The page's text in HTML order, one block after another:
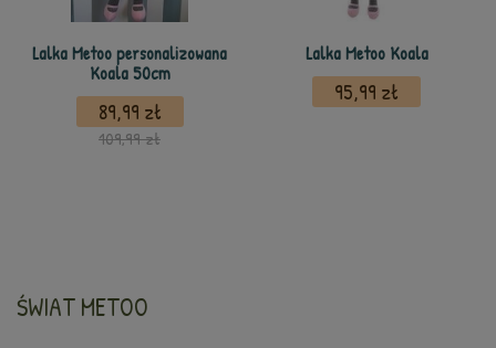
Lalka Metoo personalizowana
Koala 50cm
89,99 zł
109,99 zł
Lalka Metoo Koala
95,99 zł
ŚWIAT METOO